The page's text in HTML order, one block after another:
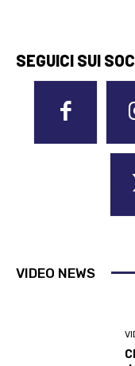
SEGUICI SUI
VIDEO NEWS